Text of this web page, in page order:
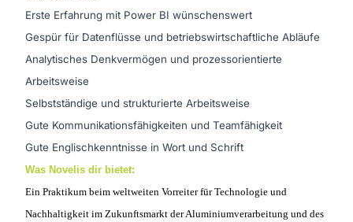
Erste Erfahrung mit Power BI wünschenswert
Gespür für Datenflüsse und betriebswirtschaftliche Abläufe
Analytisches Denkvermögen und prozessorientierte
Arbeitsweise
Selbstständige und strukturierte Arbeitsweise
Gute Kommunikationsfähigkeiten und Teamfähigkeit
Gute Englischkenntnisse in Wort und Schrift
Was Novelis dir bietet:
Ein Praktikum beim weltweiten Vorreiter für Technologie und
Nachhaltigkeit im Zukunftsmarkt der Aluminiumverarbeitung und des